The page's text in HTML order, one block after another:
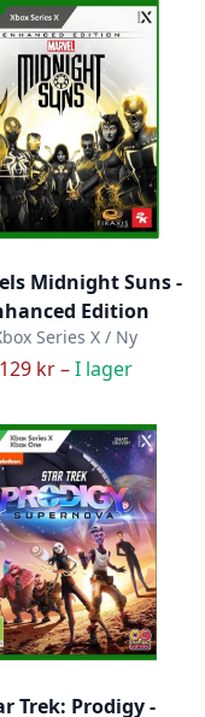
Midnight Suns -
Edition
Series X / Ny
129 kr –I lager
Trek: Prodigy -